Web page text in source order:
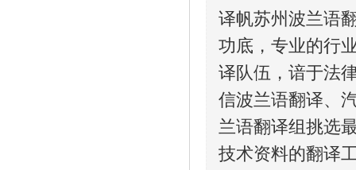
译帆苏州波兰语
功底，专业的行
译队伍，谙于法
信波兰语翻译、
兰语翻译组挑选
技术资料的翻译